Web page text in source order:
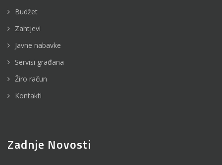
Budžet
Zahtjevi
Javne nabavke
Servisi građana
Žiro račun
Kontakti
Zadnje Novosti